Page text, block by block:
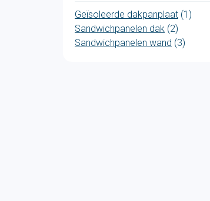
Geïsoleerde dakpanplaat (1)
Sandwichpanelen dak (2)
Sandwichpanelen wand (3)